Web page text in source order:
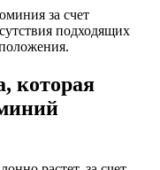
за счет
подходящих
которая